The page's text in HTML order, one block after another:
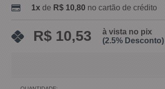
1xdeR$ 10,80 no cartão de crédito
R$ 10,53
à vista no pix
(2.5% Desconto)